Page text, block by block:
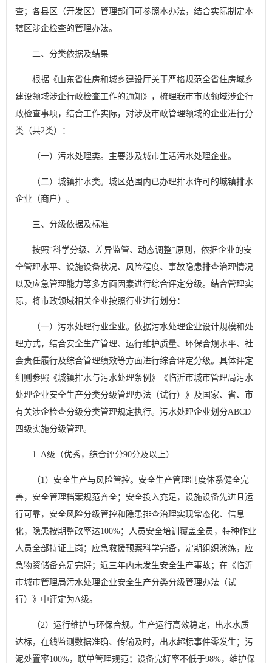
查；各县区（开发区）管理部门可参照本办法，结合实际制定本
辖区涉企检查的管理办法。
二、分类依据及结果
根据《山东省住房和城乡建设厅关于严格规范全省住房城乡
建设领域涉企行政检查工作的通知》，梳理我市市政领域涉企行
政检查事项，结合工作实际，对涉及市政管理领域的企业进行分
类（共2类）：
（一）污水处理类。主要涉及城市生活污水处理企业。
（二）城镇排水类。城区范围内已办理排水许可的城镇排水
企业（商户）。
三、分级依据及标准
按照“科学分级、差异监管、动态调整”原则，依据企业的安
全管理水平、设施设备状况、风险程度、事故隐患排查治理情况
以及应急管理能力等多方面因素进行综合评定分级。结合管理实
际，将市政领域相关企业按照行业进行划分：
（一）污水处理行业企业。依据污水处理企业设计规模和处
理方式，结合安全生产管理、运行维护质量、环保合规水平、社
会责任履行及综合管理绩效等方面进行综合评定分级。具体评定
细则参照《城镇排水与污水处理条例》《临沂市城市管理局污水
处理企业安全生产分类分级管理办法（试行）》及国家、省、市
有关涉企检查分级分类管理规定执行。污水处理企业划分ABCD
四级实施分级管理。
1. A级（优秀，综合评分90分及以上）
（1）安全生产与风险管控。安全生产管理制度体系健全完
善，安全管理档案规范齐全；安全投入充足，设施设备先进且运
行可靠，安全风险分级管控和隐患排查治理实现常态化、信息
化，隐患按期整改率达100%；人员安全培训覆盖全员，特种作业
人员全部持证上岗；应急救援预案科学完备，定期组织演练，应
急物资储备充足完好；近三年内未发生安全生产事故；在《临沂
市城市管理局污水处理企业安全生产分类分级管理办法（试
行）》中评定为A级。
（2）运行维护与环保合规。生产运行高效稳定，出水水质
达标，在线监测数据准确、传输及时，出水超标事件零发生；污
泥处置率100%，联单管理规范；设备完好率不低于98%，维护保